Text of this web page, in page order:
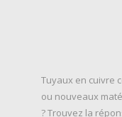
Tuyaux en cuivre
ou nouveaux
? Trouvez la